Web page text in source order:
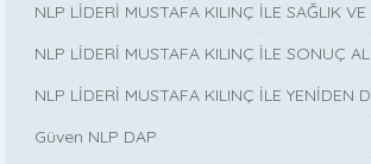
NLP LİDERİ MUSTAFA KILINÇ İLE SAĞLIK
NLP LİDERİ MUSTAFA KILINÇ İLE SONUÇ
NLP LİDERİ MUSTAFA KILINÇ İLE YENİDEN
Güven NLP DAP